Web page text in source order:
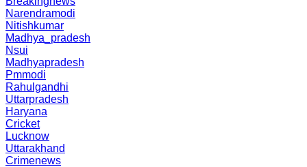
Narendramodi
Nitishkumar
Madhya_pradesh
Nsui
Madhyapradesh
Pmmodi
Rahulgandhi
Uttarpradesh
Haryana
Cricket
Lucknow
Uttarakhand
Crimenews